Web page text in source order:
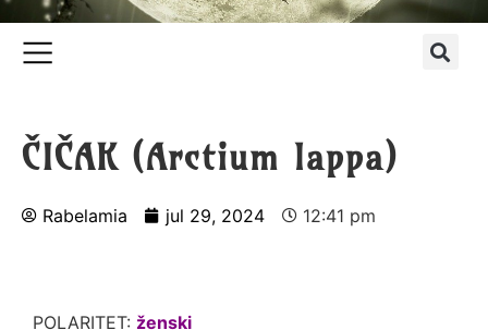
ČIČAK (Arctium lappa)
Rabelamia jul 29, 2024 12:41 pm
POLARITET: ženski